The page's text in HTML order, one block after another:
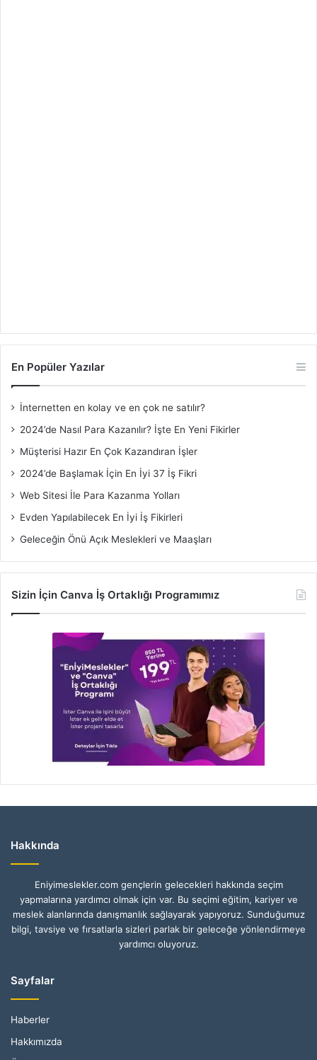
En Popüler Yazılar
İnternetten en kolay ve en çok ne satılır?
2024’de Nasıl Para Kazanılır? İşte En Yeni Fikirler
Müşterisi Hazır En Çok Kazandıran İşler
2024’de Başlamak İçin En İyi 37 İş Fikri
Web Sitesi İle Para Kazanma Yolları
Evden Yapılabilecek En İyi İş Fikirleri
Geleceğin Önü Açık Meslekleri ve Maaşları
Sizin İçin Canva İş Ortaklığı Programımız
Hakkında
Eniyimeslekler.com gençlerin gelecekleri hakkında seçim
yapmalarına yardımcı olmak için var. Bu seçimi eğitim, kariyer ve
meslek alanlarında danışmanlık sağlayarak yapıyoruz. Sunduğumuz
bilgi, tavsiye ve fırsatlarla sizleri parlak bir geleceğe yönlendirmeye
yardımcı oluyoruz.
Sayfalar
Haberler
Hakkımızda